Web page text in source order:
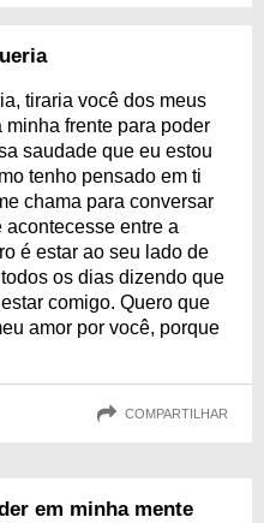
tiraria você dos meus
frente para poder
saudade que eu estou
tenho pensado em ti
chama para conversar
entre a
é estar ao seu lado de
os dias dizendo que
comigo. Quero que
amor por você, porque
COMPARTILHAR
em minha mente